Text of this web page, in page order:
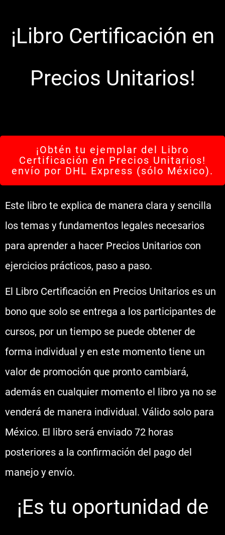
¡Libro Certificación en
Precios Unitarios!
¡Obtén tu ejemplar del Libro
Certificación en Precios Unitarios!
envío por DHL Express (sólo México).
Este libro te explica de manera clara y sencilla
los temas y fundamentos legales necesarios
para aprender a hacer Precios Unitarios con
ejercicios prácticos, paso a paso.
El Libro Certificación en Precios Unitarios es un
bono que solo se entrega a los participantes de
cursos, por un tiempo se puede obtener de
forma individual y en este momento tiene un
valor de promoción que pronto cambiará,
además en cualquier momento el libro ya no se
venderá de manera individual. Válido solo para
México. El libro será enviado 72 horas
posteriores a la confirmación del pago del
manejo y envío.
¡Es tu oportunidad de